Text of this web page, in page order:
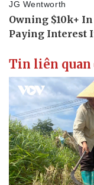
Tin liên quan